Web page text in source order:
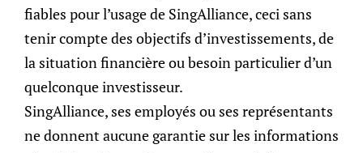
fiables pour l’usage de SingAlliance, ceci sans
tenir compte des objectifs d’investissements, de
la situation financière ou besoin particulier d’un
quelconque investisseur.
SingAlliance, ses employés ou ses représentants
ne donnent aucune garantie sur les informations